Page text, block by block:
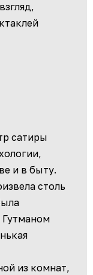
сатиры
и в быту.
столь
Гутманом
из комнат,